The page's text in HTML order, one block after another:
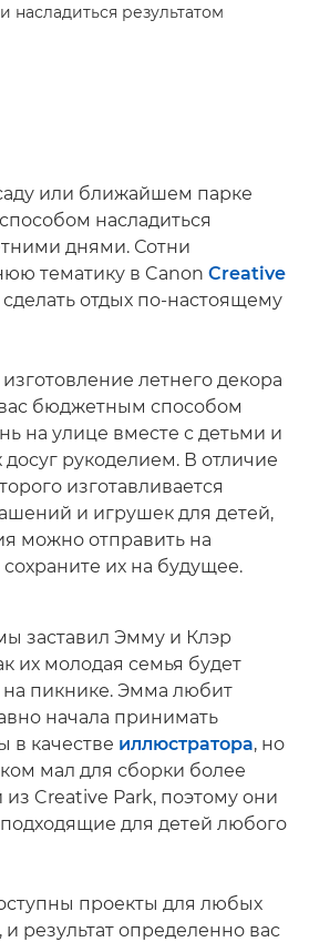
насладиться результатом
или ближайшем парке
насладиться
днями. Сотни
тематику в Canon Creative
отдых по-настоящему
летнего декора
бюджетным способом
на улице вместе с детьми и
досуг рукоделием. В отличие
изготавливается
и игрушек для детей,
можно отправить на
их на будущее.
заставил Эмму и Клэр
их молодая семья будет
пикнике. Эмма любит
начала принимать
в качестве иллюстратора, но
мал для сборки более
Creative Park, поэтому они
для детей любого
проекты для любых
результат определенно вас